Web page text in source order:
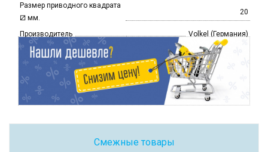
Размер приводного квадрата
⧄ мм.
20
Производитель Volkel (Германия)
Смежные товары